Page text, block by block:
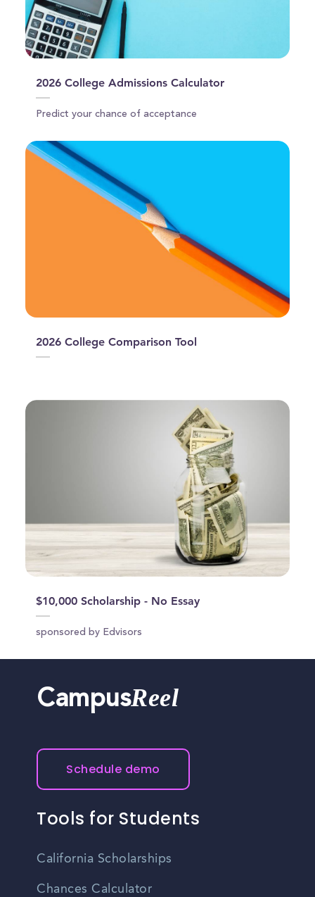
2026 College Admissions Calculator
Predict your chance of acceptance
2026 College Comparison Tool
$10,000 Scholarship - No Essay
sponsored by Edvisors
CampusReel
Schedule demo
Tools for Students
California Scholarships
Chances Calculator